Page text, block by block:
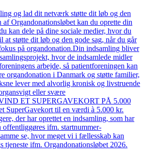
og lad dit netværk støtte dit løb og den
af Organdonationsløbet kan du oprette din
kan dele på dine sociale medier, hvor du
støtte dit løb og den gode sag, når du går
på organdonation.Din indsamling bliver
hvor de indsamlede midler
arbejde, så patientforeningen kan
organdonation i Danmark og støtte familier,
lever med alvorlig kronisk og livstruende
eller svære
ET SUPERGAVEKORT PÅ 5.000
SuperGavekort til en værdi à 5.000 kr.
der har oprettet en indsamling, som har
offentliggøres ifm. startnummer-
se, hvor meget vi i fællesskab kan
tjeneste ifm. Organdonationsløbet 2026.